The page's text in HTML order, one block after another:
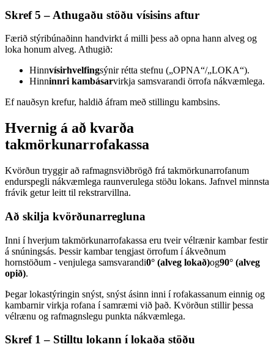
Skref 5 – Athugaðu stöðu vísisins aftur
Færið stýribúnaðinn handvirkt á milli þess að opna hann alveg og
loka honum alveg. Athugið:
Hinnvísirhvelfingsýnir rétta stefnu („OPNA“/„LOKA“).
Hinninnri kambásarvirkja samsvarandi örrofa nákvæmlega.
Ef nauðsyn krefur, haldið áfram með stillingu kambsins.
Hvernig á að kvarða
takmörkunarrofakassa
Kvörðun tryggir að rafmagnsviðbrögð frá takmörkunarrofanum
endurspegli nákvæmlega raunverulega stöðu lokans. Jafnvel minnsta
frávik getur leitt til rekstrarvillna.
Að skilja kvörðunarregluna
Inni í hverjum takmörkunarrofakassa eru tveir vélrænir kambar festir
á snúningsás. Þessir kambar tengjast örrofum í ákveðnum
hornstöðum - venjulega samsvarandi0° (alveg lokað)og90° (alveg
opið).
Þegar lokastýringin snýst, snýst ásinn inni í rofakassanum einnig og
kambarnir virkja rofana í samræmi við það. Kvörðun stillir þessa
vélrænu og rafmagnslegu punkta nákvæmlega.
Skref 1 – Stilltu lokann í lokaða stöðu